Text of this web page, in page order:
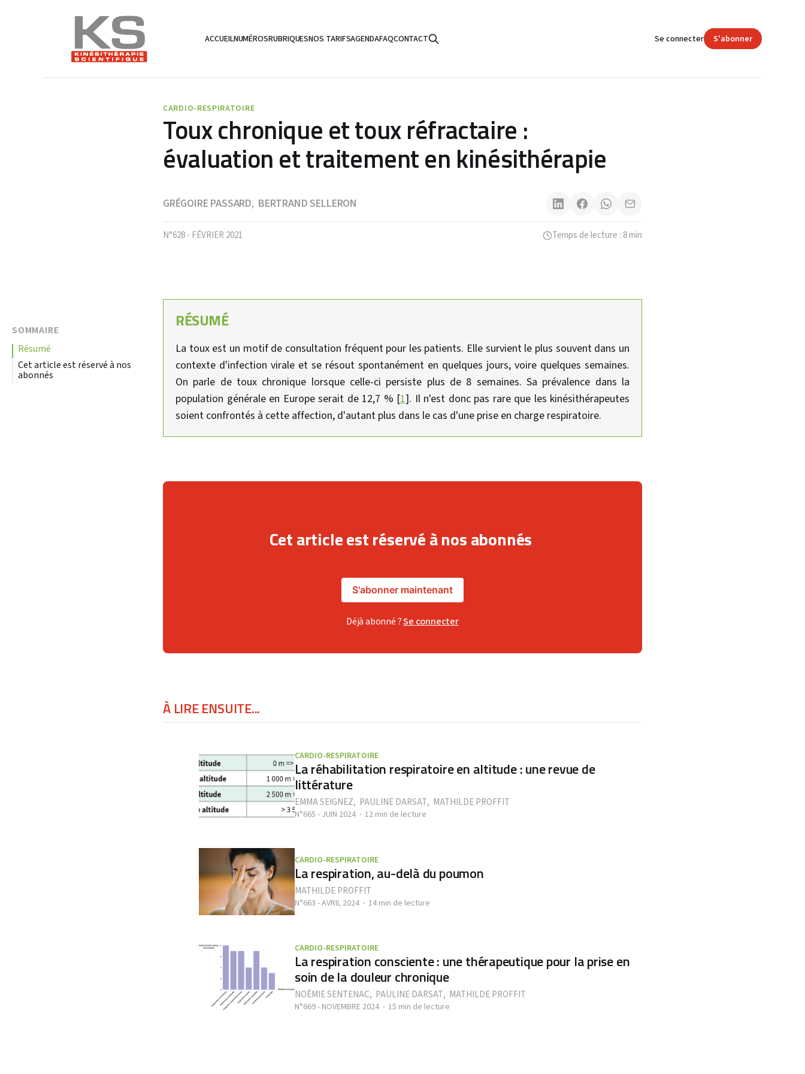
ACCUEILNUMÉROSRUBRIQUESNOS TARIFSAGENDAFAQCONTACT Se connecter S'abonner
CARDIO-RESPIRATOIRE
Toux chronique et toux réfractaire :
évaluation et traitement en kinésithérapie
GRÉGOIRE PASSARD, BERTRAND SELLERON
N°628 - FÉVRIER 2021 Temps de lecture : 8 min
SOMMAIRE
résumé
Cet article est réservé à nos
abonnés
RÉSUMÉ
La toux est un motif de consultation fréquent pour les patients. Elle survient le plus souvent dans un
contexte d'infection virale et se résout spontanément en quelques jours, voire quelques semaines.
On parle de toux chronique lorsque celle-ci persiste plus de 8 semaines. Sa prévalence dans la
population générale en Europe serait de 12,7 % [1]. Il n'est donc pas rare que les kinésithérapeutes
soient confrontés à cette affection, d'autant plus dans le cas d'une prise en charge respiratoire.
Cet article est réservé à nos abonnés
S'abonner maintenant
Déjà abonné ?Se connecter
À LIRE ENSUITE...
CARDIO-RESPIRATOIRE
La réhabilitation respiratoire en altitude : une revue de
littérature
EMMA SEIGNEZ, PAULINE DARSAT, MATHILDE PROFFIT
N°665 - JUIN 2024 12 min de lecture
CARDIO-RESPIRATOIRE
La respiration, au-delà du poumon
MATHILDE PROFFIT
N°663 - AVRIL 2024 14 min de lecture
CARDIO-RESPIRATOIRE
La respiration consciente : une thérapeutique pour la prise en
soin de la douleur chronique
NOÉMIE SENTENAC, PAULINE DARSAT, MATHILDE PROFFIT
N°669 - NOVEMBRE 2024 15 min de lecture